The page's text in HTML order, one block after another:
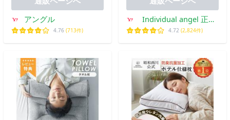
アングル
4.76 (713件)
Individual angel 正規
取扱店
4.72 (2,824件)